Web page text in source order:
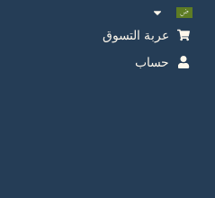
عربة التسوق
حساب